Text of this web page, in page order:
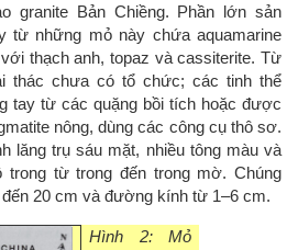
granite Bản Chiềng. Phần lớn sản
từ những mỏ này chứa aquamarine
thạch anh, topaz và cassiterite. Từ
thác chưa có tổ chức; các tinh thể
tay từ các quặng bồi tích hoặc được
nông, dùng các công cụ thô sơ.
lăng trụ sáu mặt, nhiều tông màu và
từ trong đến trong mờ. Chúng
20 cm và đường kính từ 1–6 cm.
Hình 2: Mỏ